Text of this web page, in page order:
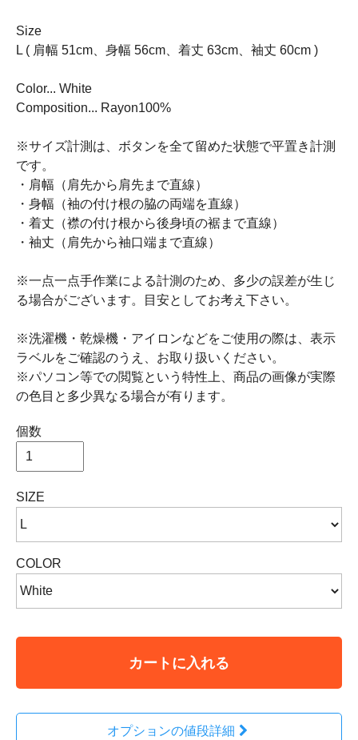
Size
L ( 肩幅 51cm、身幅 56cm、着丈 63cm、袖丈 60cm )
Color... White
Composition... Rayon100%
※サイズ計測は、ボタンを全て留めた状態で平置き計測
です。
・肩幅（肩先から肩先まで直線）
・身幅（袖の付け根の脇の両端を直線）
・着丈（襟の付け根から後身頃の裾まで直線）
・袖丈（肩先から袖口端まで直線）
※一点一点手作業による計測のため、多少の誤差が生じ
る場合がございます。目安としてお考え下さい。
※洗濯機・乾燥機・アイロンなどをご使用の際は、表示
ラベルをご確認のうえ、お取り扱いください。
※パソコン等での閲覧という特性上、商品の画像が実際
の色目と多少異なる場合が有ります。
個数
SIZE
COLOR
カートに入れる
オプションの値段詳細